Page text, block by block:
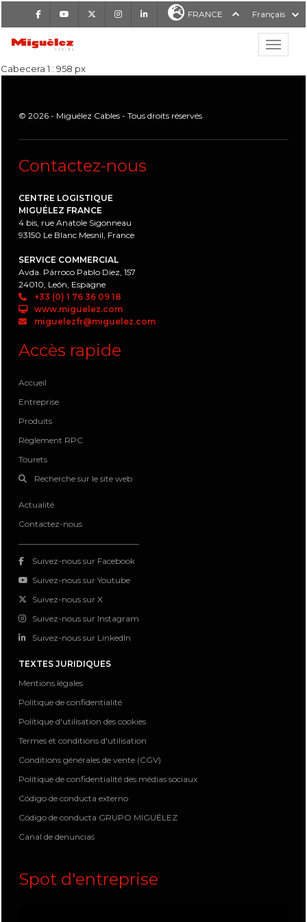
FacebookYoutube InstagramLinkedIn FRANCE Français
Miguélez Cables
Cabecera 1 : 958 px
© 2026 - Miguélez Cables - Tous droits réservés
Contactez-nous
CENTRE LOGISTIQUE
MIGUÉLEZ FRANCE
4 bis, rue Anatole Sigonneau
93150 Le Blanc Mesnil, France
SERVICE COMMERCIAL
Avda. Párroco Pablo Diez, 157
24010, León, Espagne
+33 (0) 1 76 36 09 18
www.miguelez.com
miguelezfr@miguelez.com
Accès rapide
Accueil
Entreprise
Produits
Règlement RPC
Tourets
Recherche sur le site web
Actualité
Contactez-nous
Suivez-nous sur Facebook
Suivez-nous sur Youtube
Suivez-nous sur X
Suivez-nous sur Instagram
Suivez-nous sur LinkedIn
TEXTES JURIDIQUES
Mentions légales
Politique de confidentialité
Politique d'utilisation des cookies
Termes et conditions d'utilisation
Conditions générales de vente (CGV)
Politique de confidentialité des médias sociaux
Código de conducta externo
Código de conducta GRUPO MIGUÉLEZ
Canal de denuncias
Spot d'entreprise